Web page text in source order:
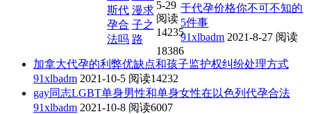
斯代
孕合
法吗
漫求
子之
路
5-29
阅读
14235
于代孕价格你不可不知的
5件事
91xlbadm 2021-8-27 阅读
18386
加拿大代孕的利弊优缺点和孩子监护权纠纷处理方式
91xlbadm 2021-10-5 阅读14232
gay同志LGBT单身男性和单身女性在以色列代孕合法
91xlbadm 2021-10-8 阅读6007